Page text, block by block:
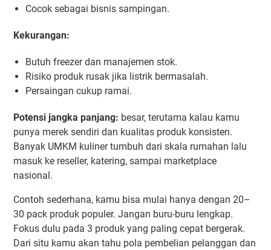
Cocok sebagai bisnis sampingan.
Kekurangan:
Butuh freezer dan manajemen stok.
Risiko produk rusak jika listrik bermasalah.
Persaingan cukup ramai.
Potensi jangka panjang: besar, terutama kalau kamu
punya merek sendiri dan kualitas produk konsisten.
Banyak UMKM kuliner tumbuh dari skala rumahan lalu
masuk ke reseller, katering, sampai marketplace
nasional.
Contoh sederhana, kamu bisa mulai hanya dengan 20–
30 pack produk populer. Jangan buru-buru lengkap.
Fokus dulu pada 3 produk yang paling cepat bergerak.
Dari situ kamu akan tahu pola pembelian pelanggan dan